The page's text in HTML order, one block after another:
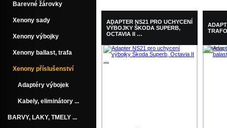
ADAPTER NS21 PRO UCHYCENÍ
VÝBOJKY ŠKODA SUPERB,
OCTAVIA II …
Barevné žárovky
Xenony sady
Xenony výbojky
Xenony ballast, trafa
Xenony příslušenství
Adaptéry výbojek
Kabely, eliminátory ...
BARVY, LAKY, TMELY ...